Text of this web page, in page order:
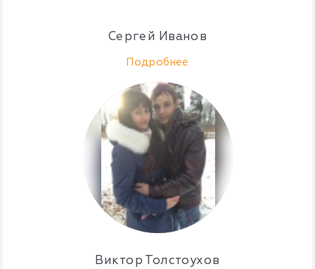
Сергей Иванов
Подробнее
Виктор Толстоухов